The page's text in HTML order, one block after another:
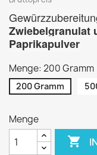
Zwiebelgranulat
Paprikapulver
Menge: 200 Gramm
200 Gramm
Menge
